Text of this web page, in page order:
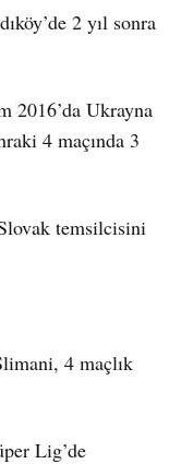
2 yıl sonra
2016’da Ukrayna
4 maçında 3
temsilcisini
4 maçlık
Lig’de